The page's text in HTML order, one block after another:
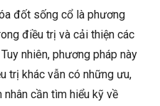
đốt sống cổ là phương
điều trị và cải thiện các
nhiên, phương pháp này
trị khác vẫn có những ưu,
cần tìm hiểu kỹ về